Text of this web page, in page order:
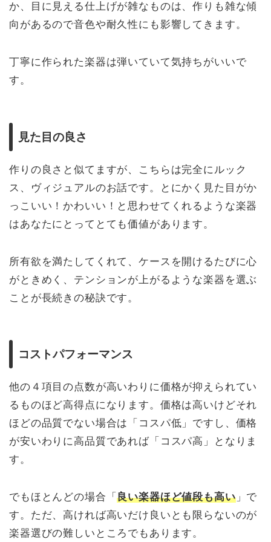
か、目に見える仕上げが雑なものは、作りも雑な傾
向があるので音色や耐久性にも影響してきます。
丁寧に作られた楽器は弾いていて気持ちがいいで
す。
見た目の良さ
作りの良さと似てますが、こちらは完全にルック
ス、ヴィジュアルのお話です。とにかく見た目がか
っこいい！かわいい！と思わせてくれるような楽器
はあなたにとってとても価値があります。
所有欲を満たしてくれて、ケースを開けるたびに心
がときめく、テンションが上がるような楽器を選ぶ
ことが長続きの秘訣です。
コストパフォーマンス
他の４項目の点数が高いわりに価格が抑えられてい
るものほど高得点になります。価格は高いけどそれ
ほどの品質でない場合は「コスパ低」ですし、価格
が安いわりに高品質であれば「コスパ高」となりま
す。
でもほとんどの場合「良い楽器ほど値段も高い」で
す。ただ、高ければ高いだけ良いとも限らないのが
楽器選びの難しいところでもあります。